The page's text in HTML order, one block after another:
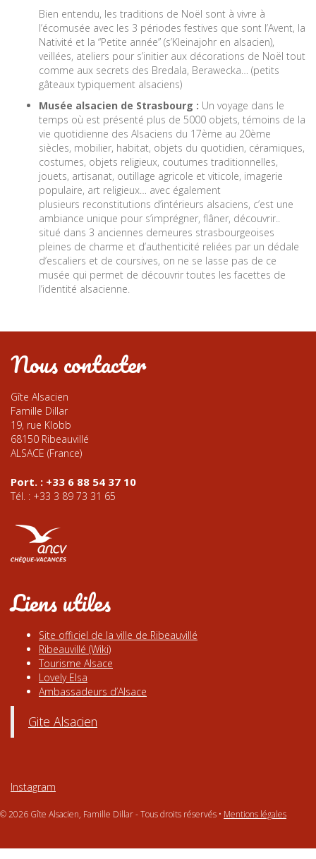
Bien entendu, les traditions de Noël sont à vivre à
l’écomusée avec les 3 périodes festives que sont l’Avent, la
Nativité et la “Petite année” (s’Kleinajohr en alsacien),
veillées, ateliers pour s’initier aux décorations de Noël tout
comme aux secrets des Bredala, Berawecka… (petits
gâteaux typiquement alsaciens)
Musée alsacien de Strasbourg : Un voyage dans le
temps où est présenté plus de 5000 objets, témoins de la
vie quotidienne des Alsaciens du 17ème au 20ème
siècles, mobilier, habitat, objets du quotidien, céramiques,
costumes, objets religieux, coutumes traditionnelles,
jouets, artisanat, outillage agricole et viticole, imagerie
populaire, art religieux… avec également
plusieurs reconstitutions d’intérieurs alsaciens, c’est une
ambiance unique pour s’imprégner, flâner, découvrir..
situé dans 3 anciennes demeures strasbourgeoises
pleines de charme et d’authenticité reliées par un dédale
d’escaliers et de coursives, on ne se lasse pas de ce
musée qui permet de découvrir toutes les facettes de
l’identité alsacienne.
Nous contacter
Gîte Alsacien
Famille Dillar
19, rue Klobb
68150 Ribeauvillé
ALSACE (France)
Port. : +33 6 88 54 37 10
Tél. : +33 3 89 73 31 65
Liens utiles
Site officiel de la ville de Ribeauvillé
Ribeauvillé (Wiki)
Tourisme Alsace
Lovely Elsa
Ambassadeurs d’Alsace
Gite Alsacien
Instagram
© 2026 Gîte Alsacien, Famille Dillar - Tous droits réservés • Mentions légales